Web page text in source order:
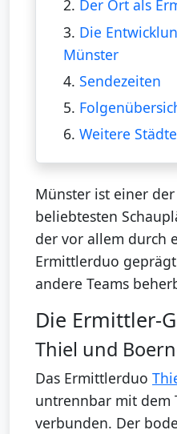
2. Der Ort als
3. Die
Münster
4. Sendezeiten
5.
6. Weitere Städte
Münster ist einer
beliebtesten
der vor allem durch
Ermittlerduo
andere Teams
Die Ermittler-
Thiel und
Das Ermittlerduo
untrennbar mit dem
verbunden. Der